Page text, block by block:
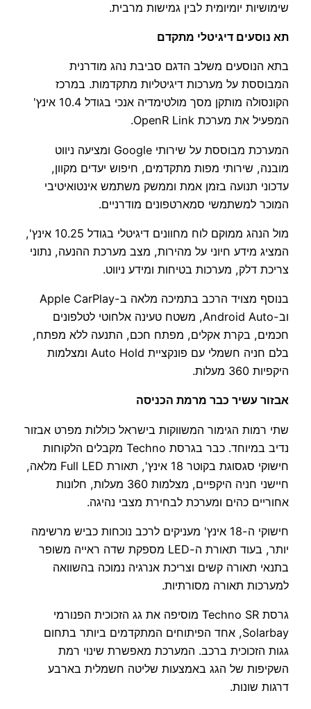
שימושיות יומיומית לבין גמישות מרבית.
תא נוסעים דיגיטלי מתקדם
בתא הנוסעים משלב הדגם סביבת נהג מודרנית
המבוססת על מערכות דיגיטליות מתקדמות. במרכז
הקונסולה מותקן מסך מולטימדיה אנכי בגודל 10.4 אינץ'
המפעיל את מערכת OpenR Link.
המערכת מבוססת על שירותי Google ומציעה ניווט
מובנה, שירותי מפות מתקדמים, חיפוש יעדים מקוון,
עדכוני תנועה בזמן אמת וממשק משתמש אינטואיטיבי
המוכר למשתמשי סמארטפונים מודרניים.
מול הנהג ממוקם לוח מחוונים דיגיטלי בגודל 10.25 אינץ',
המציג מידע חיוני על מהירות, מצב מערכת ההנעה, נתוני
צריכת דלק, מערכות בטיחות ומידע ניווט.
בנוסף מצויד הרכב בתמיכה מלאה ב-Apple CarPlay
וב-Android Auto, משטח טעינה אלחוטי לטלפונים
חכמים, בקרת אקלים, מפתח חכם, התנעה ללא מפתח,
בלם חניה חשמלי עם פונקציית Auto Hold ומצלמות
היקפיות 360 מעלות.
אבזור עשיר כבר מרמת הכניסה
שתי רמות הגימור המשווקות בישראל כוללות מפרט אבזור
נדיב במיוחד. כבר בגרסת Techno מקבלים הלקוחות
חישוקי סגסוגת בקוטר 18 אינץ', תאורת Full LED מלאה,
חיישני חניה היקפיים, מצלמות 360 מעלות, חלונות
אחוריים כהים ומערכת לבחירת מצבי נהיגה.
חישוקי ה-18 אינץ' מעניקים לרכב נוכחות כביש מרשימה
יותר, בעוד תאורת ה-LED מספקת שדה ראייה משופר
בתנאי תאורה קשים וצריכת אנרגיה נמוכה בהשוואה
למערכות תאורה מסורתיות.
גרסת Techno SR מוסיפה את גג הזכוכית הפנורמי
Solarbay, אחד הפיתוחים המתקדמים ביותר בתחום
גגות הזכוכית ברכב. המערכת מאפשרת שינוי רמת
השקיפות של הגג באמצעות שליטה חשמלית בארבע
דרגות שונות.